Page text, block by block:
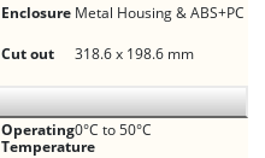
Enclosure Metal Housing & ABS+PC
Cut out 318.6 x 198.6 mm
Operating
Temperature
0°C to 50°C